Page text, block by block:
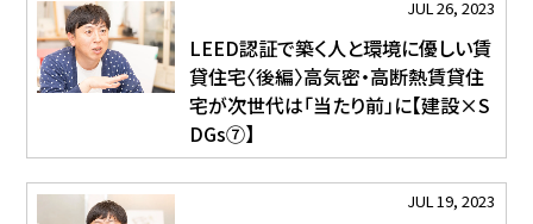
JUL 26, 2023
LEED認証で築く人と環境に優しい賃
貸住宅〈後編〉高気密・高断熱賃貸住
宅が次世代は「当たり前」に【建設×S
DGs⑦】
JUL 19, 2023